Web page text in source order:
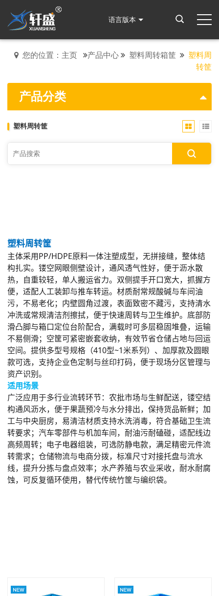
语言版本
您的位置：主页 产品中心 塑料周转箱筐
塑料周
转筐
产品分类
塑料周转筐
塑料周转筐
主体采用PP/HDPE原料一体注塑成型，无拼接缝，整体结
构扎实。镂空网眼侧壁设计，通风透气性好，便于沥水散
热，自重较轻，单人搬运省力。双侧提手开口宽大，抓握方
便，适配人工装卸与推车转运。 材质耐常规酸碱与车间油
污，不易老化；内壁圆角过渡，表面致密不藏污，支持清水
冲洗或常规清洁剂擦拭，便于快速周转与卫生维护。底部防
滑凸脚与箱口定位台阶配合，满载时可多层稳固堆叠，运输
不易侧滑；空筐可紧密嵌套收纳，有效节省仓储占地与回运
空间。提供多型号规格（410型~1米系列）、加厚款及圆眼
款可选，支持企业色定制与丝印打码，便于现场分区管理与
资产识别。
适用场景
广泛应用于多行业流转环节：农批市场与生鲜配送，镂空结
构通风沥水，便于果蔬预冷与水分排出，保持货品新鲜；加
工与中央厨房，易清洁材质支持水洗消毒，符合基础卫生流
转要求；汽车零部件与机加车间，耐油污耐磕碰，适配线边
高频周转；电子电器组装，可选防静电款，满足精密元件流
转需求；仓储物流与电商分拨，标准尺寸对接托盘与流水
线，提升分拣与盘点效率；水产养殖与农业采收，耐水耐腐
蚀，可反复循环使用，替代传统竹筐与编织袋。